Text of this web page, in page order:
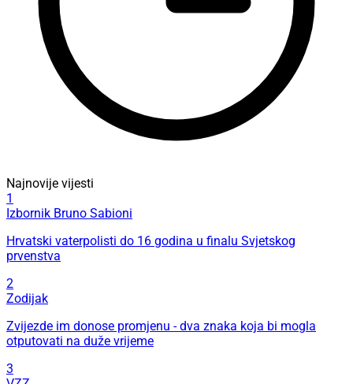
Najnovije vijesti
1
Izbornik Bruno Sabioni
Hrvatski vaterpolisti do 16 godina u finalu Svjetskog
prvenstva
2
Zodijak
Zvijezde im donose promjenu - dva znaka koja bi mogla
otputovati na duže vrijeme
3